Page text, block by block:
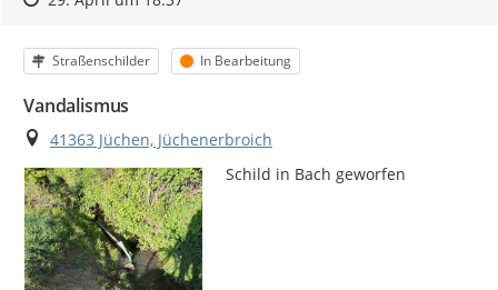
Kategorie
Straßenschilder Status
In Bearbeitung
Vandalismus
Ort
41363 Jüchen, Jüchenerbroich
Schild in Bach geworfen